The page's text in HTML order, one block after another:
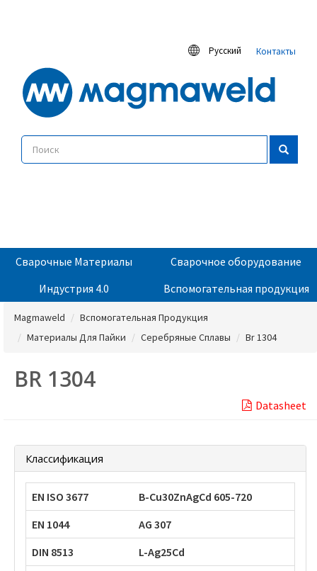
Русский Контакты
Сварочные Материалы
Сварочное оборудование
Индустрия 4.0
Вспомогательная продукция
Magmaweld
Вспомогательная Продукция
Материалы Для Пайки
Серебряные Сплавы Br 1304
BR 1304
Datasheet
Классификация
EN ISO 3677
B-Cu30ZnAgCd 605-720
EN 1044
AG 307
DIN 8513
L-Ag25Cd